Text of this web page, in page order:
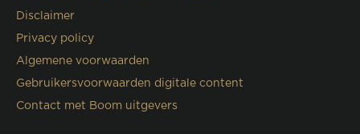
Disclaimer
Privacy policy
Algemene voorwaarden
Gebruikersvoorwaarden digitale content
Contact met Boom uitgevers